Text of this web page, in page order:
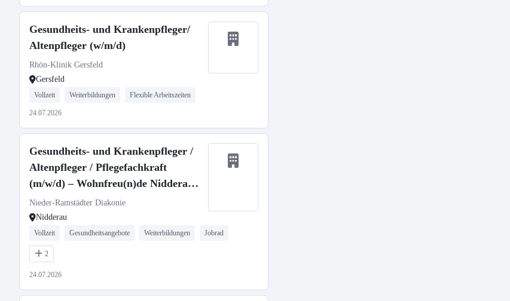
Gesundheits- und Krankenpfleger/
Altenpfleger (w/m/d)
Rhön-Klinik Gersfeld
Gersfeld
Vollzeit Weiterbildungen Flexible Arbeitszeiten
24.07.2026
Gesundheits- und Krankenpfleger /
Altenpfleger / Pflegefachkraft
(m/w/d) – Wohnfreu(n)de Nidderau –
Ambulant Betreutes Wohnen
Nieder-Ramstädter Diakonie
Nidderau
Vollzeit Gesundheitsangebote Weiterbildungen Jobrad
2
24.07.2026